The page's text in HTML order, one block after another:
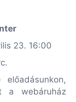
23. 16:00
előadásunkon,
a webáruház